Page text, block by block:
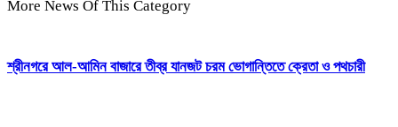
More News Of This Category
শ্রীনগরে আল-আমিন বাজারে তীব্র যানজট চরম ভোগান্তিতে ক্রেতা ও পথচারী